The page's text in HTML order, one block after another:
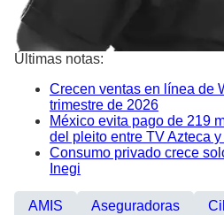
Últimas notas:
Crecen ventas en línea de
trimestre de 2026
México evita pago de 219
del pleito entre TV Azteca
Consumo privado crece
Inegi
AMIS Aseguradoras